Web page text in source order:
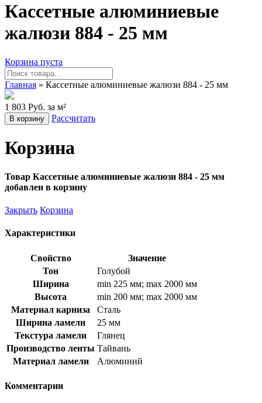
Кассетные алюминиевые
жалюзи 884 - 25 мм
Корзина пуста
Главная » Кассетные алюминиевые жалюзи 884 - 25 мм
1 803 Руб. за м²
В корзину Рассчитать
Корзина
Товар Кассетные алюминиевые жалюзи 884 - 25 мм
добавлен в корзину
Закрыть Корзина
Характеристики
Свойство
Значение
Тон
Голубой
Ширина
min 225 мм; max 2000 мм
Высота
min 200 мм; max 2000 мм
Материал карниза
Сталь
Ширина ламели
25 мм
Текстура ламели
Глянец
Производство ленты Тайвань
Материал ламели
Алюминий
Комментарии